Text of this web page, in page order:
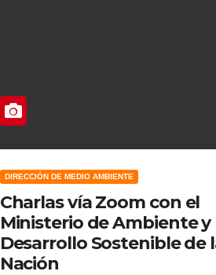
DIRECCIÓN DE MEDIO AMBIENTE
Charlas vía Zoom con el
Ministerio de Ambiente y
Desarrollo Sostenible de
Nación